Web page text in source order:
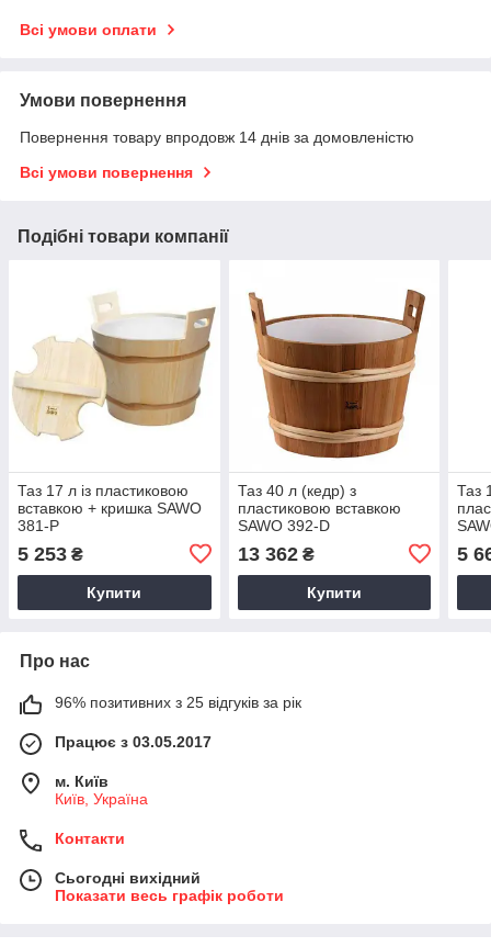
Всі умови оплати
Умови повернення
Повернення товару впродовж 14 днів за домовленістю
Всі умови повернення
Подібні товари компанії
Таз 17 л із пластиковою
вставкою + кришка SAWO
381-P
5 253 ₴
Купити
Таз 40 л (кедр) з
пластиковою вставкою
SAWO 392-D
13 362₴
Купити
Таз
5
Про нас
96% позитивних з 25 відгуків за рік
Працює з 03.05.2017
м. Київ
Київ, Україна
Контакти
Сьогодні вихідний
Показати весь графік роботи